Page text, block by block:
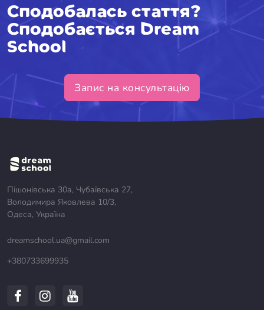
Сподобалась стаття?
Сподобається Dream
School
Запис на консультацію
Пішонівська 30а, Чубаївська 27,
Володимира Яковлева 10/3,
Одеса, Україна
dreamschool.ua@gmail.com
+380733699935